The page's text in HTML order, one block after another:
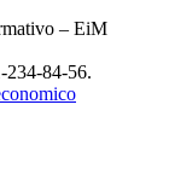
– EiM
234-84-56.